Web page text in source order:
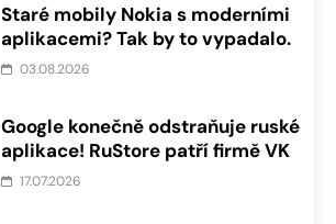
Staré mobily Nokia s moderními
aplikacemi? Tak by to vypadalo.
03.08.2026
Google konečně odstraňuje ruské
aplikace! RuStore patří firmě VK
17.07.2026